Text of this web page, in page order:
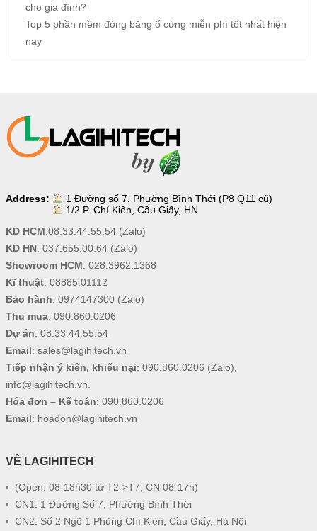
cho gia đình?
Top 5 phần mềm đóng băng ổ cứng miễn phí tốt nhất hiện
nay
Address:
1 Đường số 7, Phường Bình Thới (P8 Q11 cũ)
1/2 P. Chí Kiên, Cầu Giấy, HN
KD HCM:08.33.44.55.54(Zalo)
KD HN: 037.655.00.64(Zalo)
Showroom HCM: 028.3962.1368
Kĩ thuật: 08885.01112
Bảo hành: 0974147300(Zalo)
Thu mua: 090.860.0206
Dự án: 08.33.44.55.54
Email: sales@lagihitech.vn
Tiếp nhận ý kiến, khiếu nại: 090.860.0206 (Zalo),
info@lagihitech.vn
Hóa đơn – Kế toán: 090.860.0206
Email: hoadon@lagihitech.vn
VỀ LAGIHITECH
(Open: 08-18h30 từ T2->T7, CN 08-17h)
CN1: 1 Đường Số 7, Phường Bình Thới
CN2: Số 2 Ngõ 1 Phùng Chí Kiên, Cầu Giấy, Hà Nội